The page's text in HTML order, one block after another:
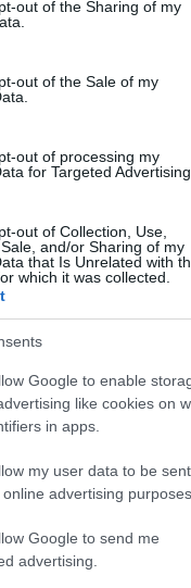
visit or usage behaviour.
to Google and its
below specified purposes
out of the Sharing of my
out of the Sale of my
out of processing my
for Targeted Advertising.
out of Collection, Use,
and/or Sharing of my
that Is Unrelated with
which it was collected.
Google to enable
like cookies on
in apps.
my user data to be
advertising purposes.
Google to send me
advertising.
dús frizura a cél,
hajformázási
meg körülbelül 60-70
örökkévalóságnak
le először az alsó
fel, majd
tincset, alulról tedd a
kezd el szárítani, így
nagyon figyelj,
közel a hajadhoz a
ne maximum hőfokon